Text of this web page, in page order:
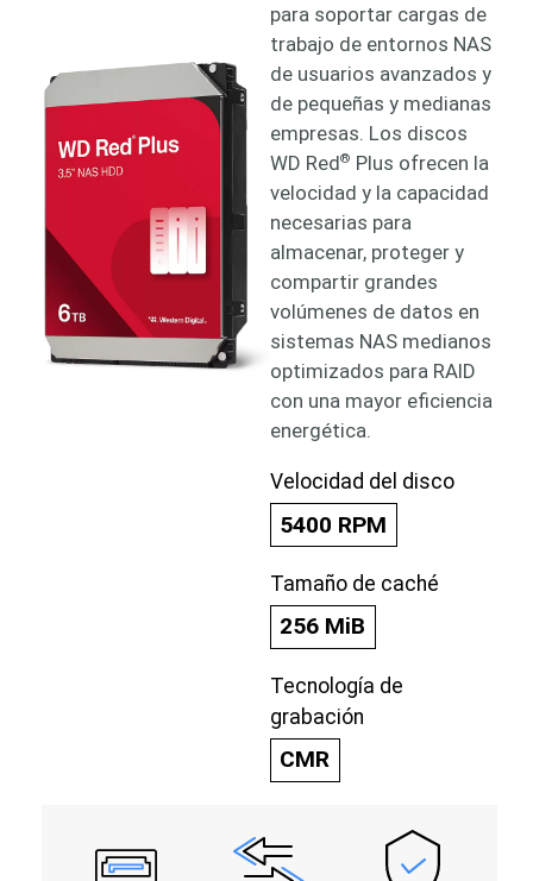
para soportar cargas de
trabajo de entornos NAS
de usuarios avanzados y
de pequeñas y medianas
empresas. Los discos
WD Red® Plus ofrecen la
velocidad y la capacidad
necesarias para
almacenar, proteger y
compartir grandes
volúmenes de datos en
sistemas NAS medianos
optimizados para RAID
con una mayor eficiencia
energética.
Velocidad del disco
5400 RPM
Tamaño de caché
256 MiB
Tecnología de
grabación
CMR